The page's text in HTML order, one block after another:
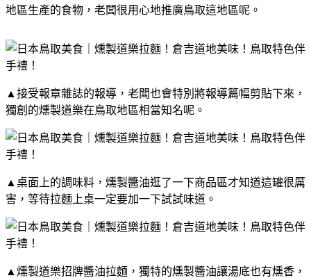
地區生產的食物，老闆很用心地推廣鳥取這地區呢。
▲接受報章雜誌的報導，老闆也會特別將報導篇幅剪貼下來，
獨創的燻製道樂在鳥取地區相當知名呢。
▲桌面上的調味料，燻製醬油逛了一下商品區才知道這罐很厲
害，等待拉麵上桌一定要加一下試試味道。
▲燻製道樂招牌醬油拉麵，獨特的燻製醬油讓湯底也有燻香，